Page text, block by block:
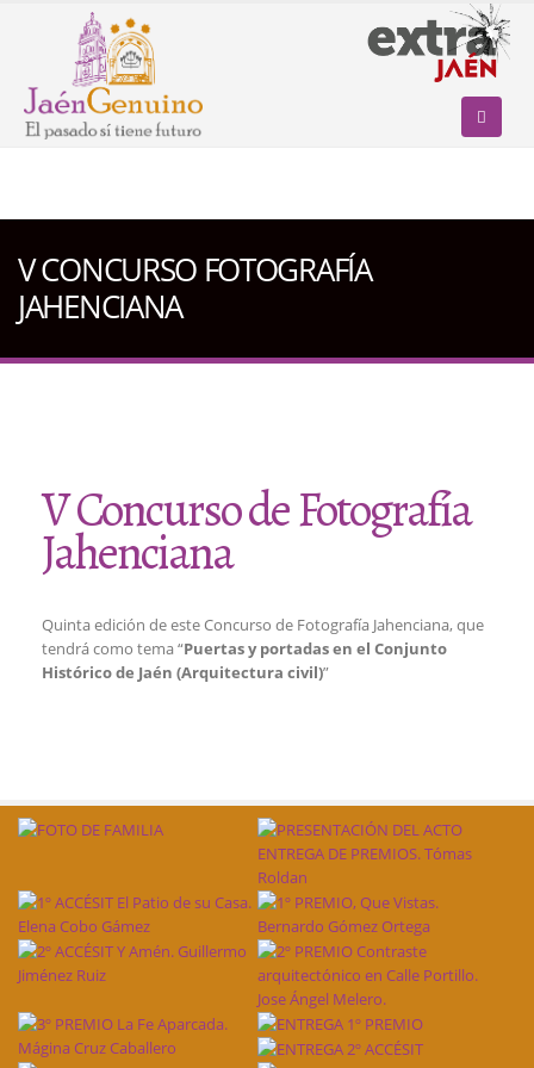
V CONCURSO FOTOGRAFÍA
JAHENCIANA
V Concurso de Fotografía
Jahenciana
Quinta edición de este Concurso de Fotografía Jahenciana, que
tendrá como tema “Puertas y portadas en el Conjunto
Histórico de Jaén (Arquitectura civil)”